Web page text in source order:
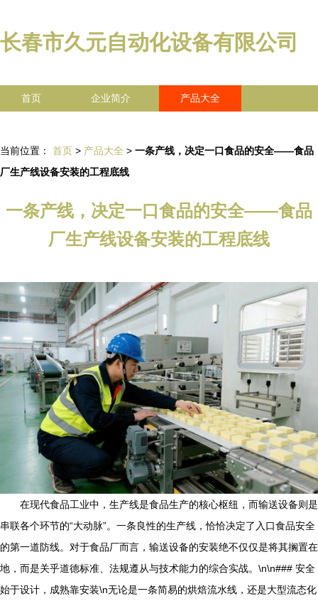
长春市久元自动化设备有限公司
首页 企业简介 产品大全
当前位置： 首页 > 产品大全 > 一条产线，决定一口食品的安全——食品
厂生产线设备安装的工程底线
一条产线，决定一口食品的安全——食品
厂生产线设备安装的工程底线
在现代食品工业中，生产线是食品生产的核心枢纽，而输送设备则是
串联各个环节的“大动脉”。一条良性的生产线，恰恰决定了入口食品安全
的第一道防线。对于食品厂而言，输送设备的安装绝不仅仅是将其搁置在
地，而是关乎道德标准、法规遵从与技术能力的综合实战。\n\n### 安全
始于设计，成熟靠安装\n无论是一条简易的烘焙流水线，还是大型流态化